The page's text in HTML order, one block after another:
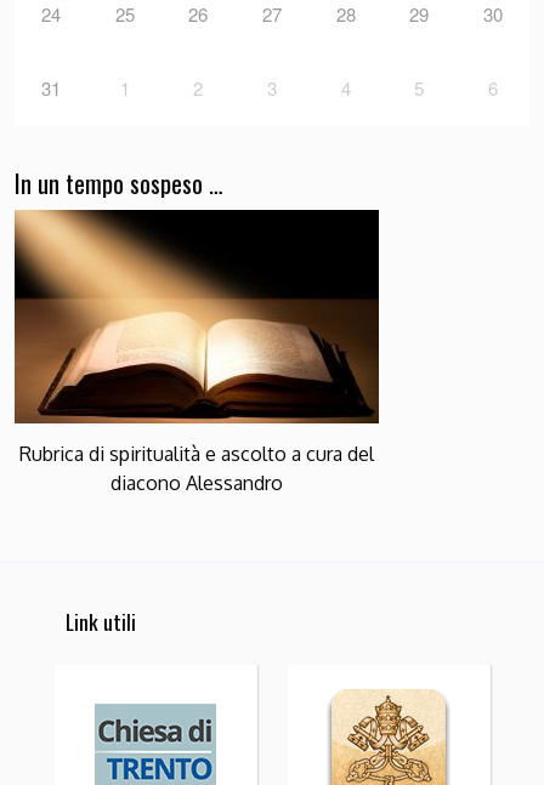
24 25 26 27 28 29 30
31 1 2 3 4 5 6
In un tempo sospeso …
Rubrica di spiritualità e ascolto a cura del
diacono Alessandro
Link utili